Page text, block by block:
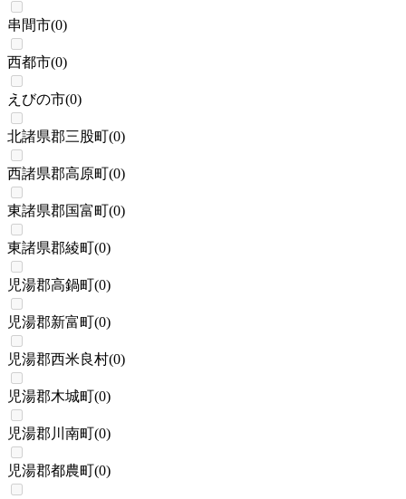
串間市(0)
西都市(0)
えびの市(0)
北諸県郡三股町(0)
西諸県郡高原町(0)
東諸県郡国富町(0)
東諸県郡綾町(0)
児湯郡高鍋町(0)
児湯郡新富町(0)
児湯郡西米良村(0)
児湯郡木城町(0)
児湯郡川南町(0)
児湯郡都農町(0)